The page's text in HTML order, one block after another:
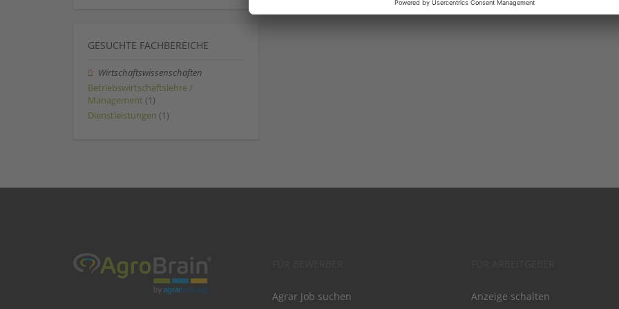
GESUCHTE FACHBEREICHE
Wirtschaftswissenschaften
Betriebswirtschaftslehre /
Management (1)
Dienstleistungen (1)
Agrar Job suchen
Anzeige schalten